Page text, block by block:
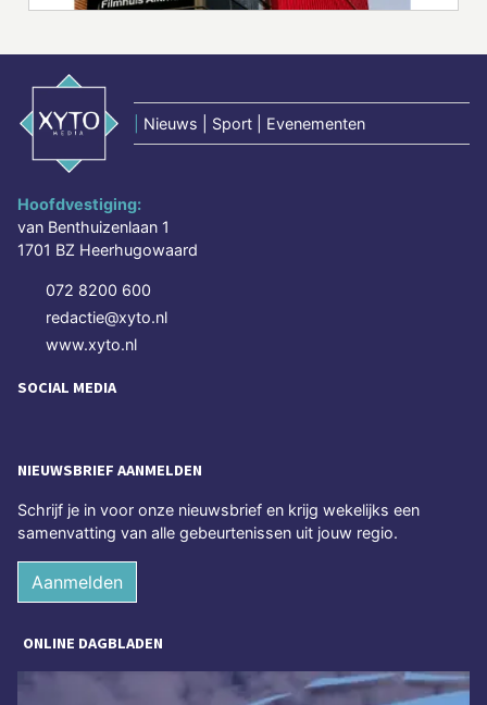
Nieuws | Sport | Evenementen
Hoofdvestiging:
van Benthuizenlaan 1
1701 BZ Heerhugowaard
072 8200 600
redactie@xyto.nl
www.xyto.nl
SOCIAL MEDIA
NIEUWSBRIEF AANMELDEN
Schrijf je in voor onze nieuwsbrief en krijg wekelijks een
samenvatting van alle gebeurtenissen uit jouw regio.
Aanmelden
ONLINE DAGBLADEN